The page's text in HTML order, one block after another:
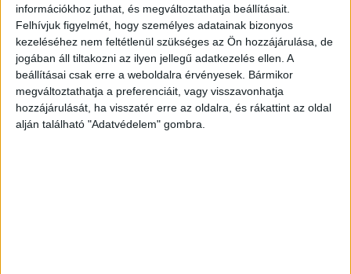
információkhoz juthat, és megváltoztathatja beállításait.
Felhívjuk figyelmét, hogy személyes adatainak bizonyos
kezeléséhez nem feltétlenül szükséges az Ön hozzájárulása, de
jogában áll tiltakozni az ilyen jellegű adatkezelés ellen. A
beállításai csak erre a weboldalra érvényesek. Bármikor
megváltoztathatja a preferenciáit, vagy visszavonhatja
hozzájárulását, ha visszatér erre az oldalra, és rákattint az oldal
alján található "Adatvédelem" gombra.
2020 kiírása a jövő év elején várható.
A Példaértékű Munkáltatói Márkaépítés Díját a 2019-ben a
következő vállalatok nyerték el:
Fődíj (kategóriák feletti):